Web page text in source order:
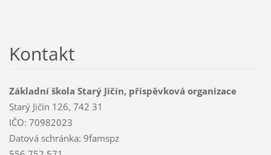
Kontakt
Základní škola Starý Jičín, příspěvková organizace
Starý Jičín 126, 742 31
IČO: 70982023
Datová schránka: 9famspz